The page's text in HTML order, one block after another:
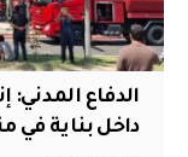
داخل بناية في